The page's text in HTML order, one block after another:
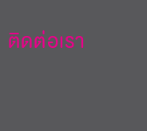
ติดต่อเรา